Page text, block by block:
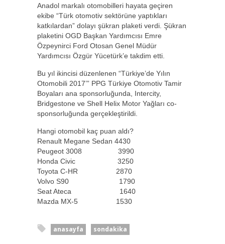
Anadol markalı otomobilleri hayata geçiren
ekibe “Türk otomotiv sektörüne yaptıkları
katkılardan” dolayı şükran plaketi verdi. Şükran
plaketini OGD Başkan Yardımcısı Emre
Özpeynirci Ford Otosan Genel Müdür
Yardımcısı Özgür Yücetürk’e takdim etti.
Bu yıl ikincisi düzenlenen “Türkiye’de Yılın
Otomobili 2017’” PPG Türkiye Otomotiv Tamir
Boyaları ana sponsorluğunda, Intercity,
Bridgestone ve Shell Helix Motor Yağları co-
sponsorluğunda gerçekleştirildi.
Hangi otomobil kaç puan aldı?
Renault Megane Sedan 4430
Peugeot 3008 3990
Honda Civic 3250
Toyota C-HR 2870
Volvo S90 1790
Seat Ateca 1640
Mazda MX-5 1530
anasayfa sondakika